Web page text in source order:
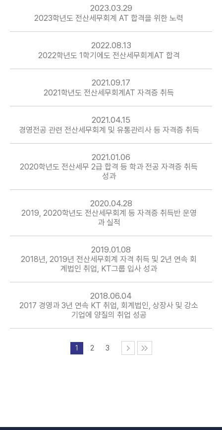
2023.03.29
2023학년도 전산세무회계 AT 합격을 위한 노력
2022.08.13
2022학년도 1학기에도 전산세무회계AT 합격
2021.09.17
2021학년도 전산세무회계AT 자격증 취득
2021.04.15
경영전공 관련 전산세무회계 및 유통관리사 등 자격증 취득
2021.01.06
2020학년도 전산세무 2급 합격 등 학과 전공 자격증 취득
성과
2020.04.28
2019, 2020학년도 전산세무회계 등 자격증 취득반 운영
과 실적
2019.01.08
2018년, 2019년 전산세무회계 자격 취득 및 2년 연속 회
계법인 취업, KT그룹 입사 성과
2018.06.04
2017 경영과 3년 연속 KT 취업, 회계법인, 상장사 및 강소
기업에 양질의 취업 성공
1 2 3